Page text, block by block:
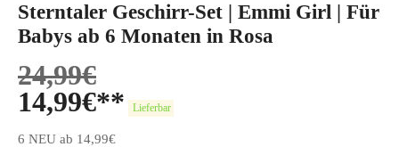
Sterntaler Geschirr-Set | Emmi Girl | Für
Babys ab 6 Monaten in Rosa
24,99€
14,99€ Lieferbar
6 NEU ab 14,99€